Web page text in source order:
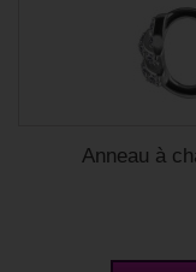
Anneau à